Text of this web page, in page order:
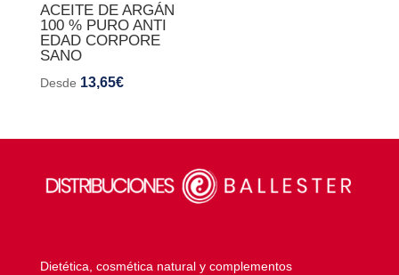
ACEITE DE ARGÁN
100 % PURO ANTI
EDAD CORPORE
SANO
Desde 13,65€
Dietética, cosmética natural y complementos